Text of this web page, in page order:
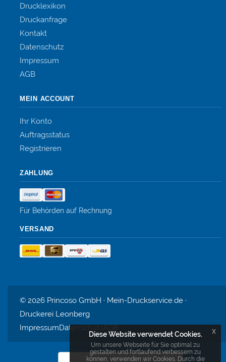
Drucklexikon
Druckanfrage
Kontakt
Datenschutz
Impressum
AGB
MEIN ACCOUNT
Ihr Konto
Auftragsstatus
Registrieren
ZAHLUNG
Für Behörden auf Rechnung
VERSAND
© 2026 Princoso GmbH · Mein-Druckservice.de ·
Druckerei Leonberg
ImpressumDatenschutzAGB
Diese Website verwendet Cookies.
Um unsere Webseite für Sie optimal zu
gestalten und fortlaufend verbessern zu
können, verwenden wir Cookies. Durch die
x